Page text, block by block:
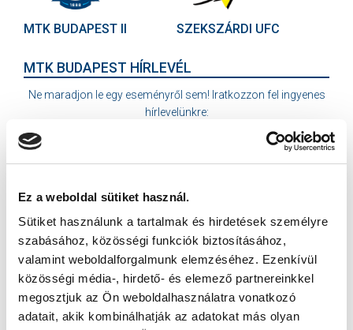
Ez a weboldal sütiket használ.
Sütiket használunk a tartalmak és hirdetések személyre
szabásához, közösségi funkciók biztosításához,
valamint weboldalforgalmunk elemzéséhez. Ezenkívül
közösségi média-, hirdető- és elemező partnereinkkel
megosztjuk az Ön weboldalhasználatra vonatkozó
adatait, akik kombinálhatják az adatokat más olyan
MTK BUDAPEST II SZEKSZÁRDI UFC
MTK BUDAPEST HÍRLEVÉL
Ne maradjon le egy eseményről sem! Iratkozzon fel ingyenes
hírlevelünkre:
Elfogadom azAdatvédelmi tájékoztatót!
FELIRATKOZOM